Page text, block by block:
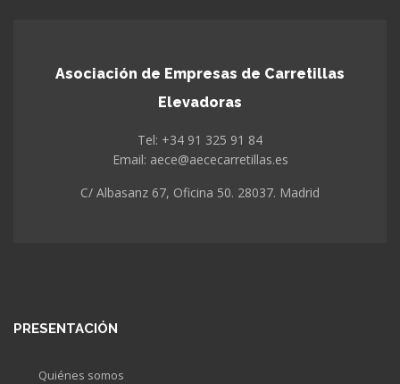
Asociación de Empresas de Carretillas
Elevadoras
Tel: +34 91 325 91 84
Email: aece@aececarretillas.es
C/ Albasanz 67, Oficina 50. 28037. Madrid
PRESENTACIÓN
Quiénes somos